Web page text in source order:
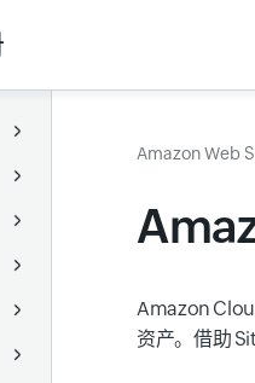
Amazon Web
Amazon
资产。借助